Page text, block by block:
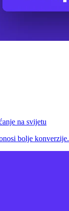
na svijetu
bolje konverzije.